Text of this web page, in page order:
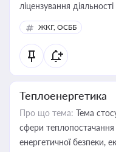
ліцензування діяльності
ЖКГ, ОСББ
Теплоенергетика
Про що тема: Тема
сфери
енергетичної безпеки,